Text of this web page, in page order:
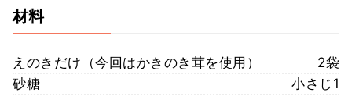
材料
えのきだけ（今回はかきのき茸を使用）
2袋
砂糖
小さじ1